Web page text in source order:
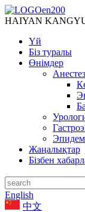
HAIYAN
Үй
Біз туралы
Өнімдер
Жаңалықтар
Бізбен
English
中文